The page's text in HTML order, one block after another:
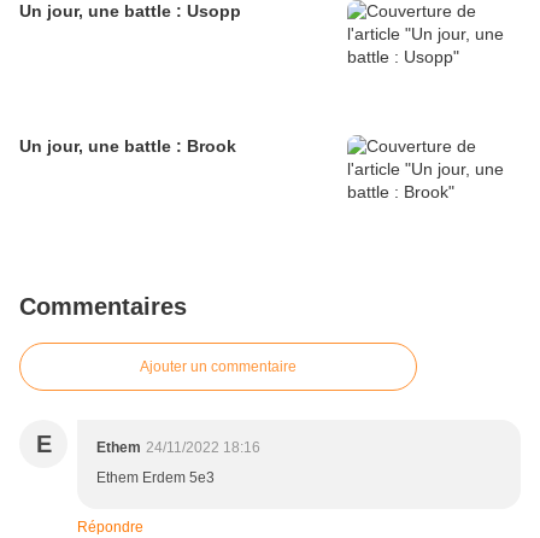
Un jour, une battle : Usopp
Un jour, une battle : Brook
Commentaires
Ajouter un commentaire
E Ethem 24/11/2022 18:16
Ethem Erdem 5e3
Répondre